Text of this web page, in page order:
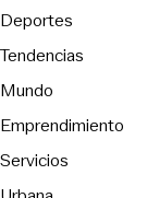
Deportes
Tendencias
Mundo
Emprendimiento
Servicios